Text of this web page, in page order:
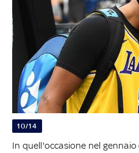
10/14
In quell'occasione nel